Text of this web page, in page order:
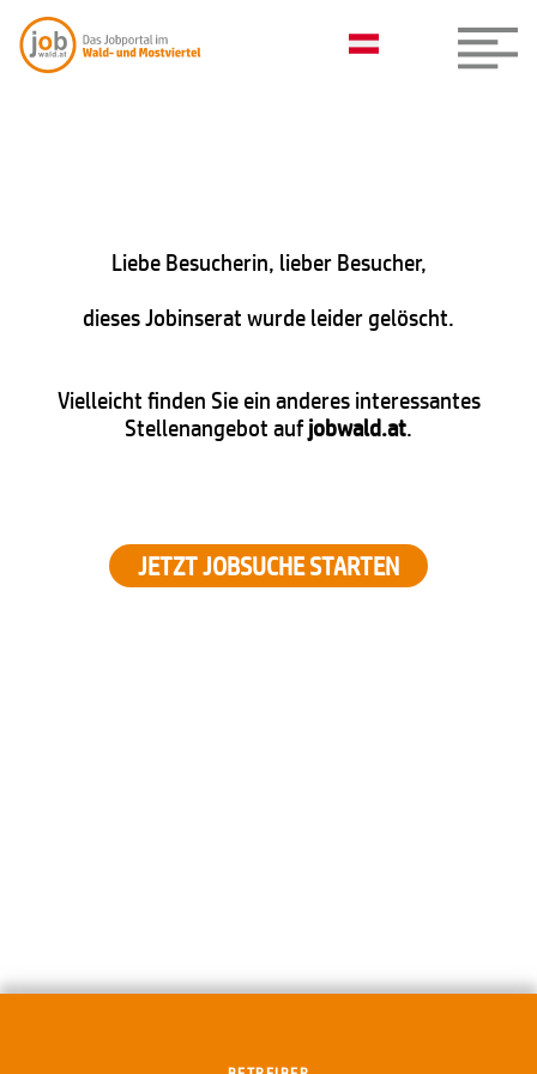
Liebe Besucherin, lieber Besucher,
dieses Jobinserat wurde leider gelöscht.
Vielleicht finden Sie ein anderes interessantes
Stellenangebot aufjobwald.at.
JETZT JOBSUCHE STARTEN